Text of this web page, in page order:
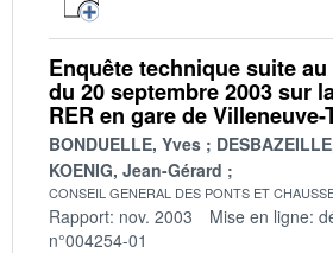
Enquête technique suite
du 20 septembre 2003 sur
RER en gare de Villeneuve-
BONDUELLE, Yves
KOENIG, Jean-Gérard
CONSEIL GENERAL DES PONTS ET
Rapport: nov. 2003 Mise en ligne:
n°004254-01